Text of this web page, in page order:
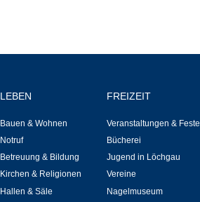
Gutachterausschuss
Leben
LEBEN
Bauen & Wohnen
Notruf
Betreuung & Bildung
Kirchen & Religionen
Hallen & Säle
FREIZEIT
Veranstaltungen & Feste
Bücherei
Jugend in Löchgau
Vereine
Nagelmuseum